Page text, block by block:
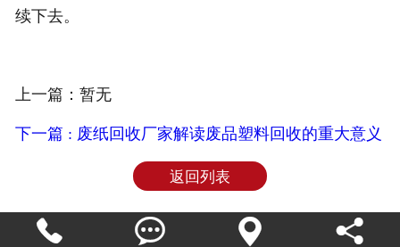
续下去。
上一篇：暂无
下一篇 : 废纸回收厂家解读废品塑料回收的重大意义
返回列表
   